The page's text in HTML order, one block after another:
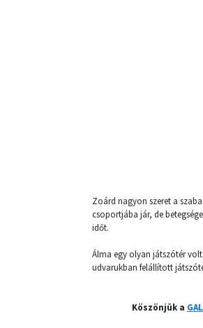
Zoárd nagyon szeret a
csoportjába jár, de
időt.
Álma egy olyan játszótér
udvarukban felállított
Köszönjük a